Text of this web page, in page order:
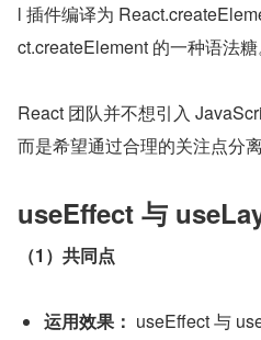
l 插件编译为
ct.createElement 的一种语法糖
React 团队并不想引入
而是希望通过合理的关注点分
useEffect 与
（1）共同点
运用效果： useEffect 与